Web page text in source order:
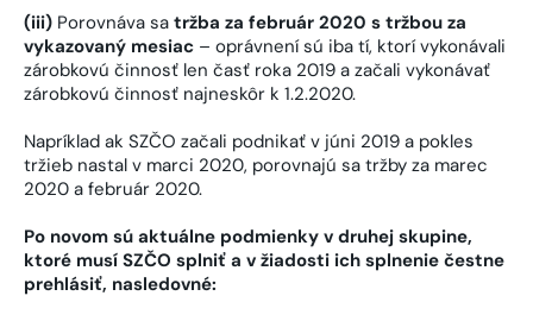
(iii) Porovnáva sa tržba za február 2020 s tržbou za
vykazovaný mesiac – oprávnení sú iba tí, ktorí vykonávali
zárobkovú činnosť len časť roka 2019 a začali vykonávať
zárobkovú činnosť najneskôr k 1.2.2020.
Napríklad ak SZČO začali podnikať v júni 2019 a pokles
tržieb nastal v marci 2020, porovnajú sa tržby za marec
2020 a február 2020.
Po novom sú aktuálne podmienky v druhej skupine,
ktoré musí SZČO splniť a v žiadosti ich splnenie čestne
prehlásiť, nasledovné: